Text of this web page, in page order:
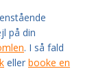
på din
. I så fald
eller booke en